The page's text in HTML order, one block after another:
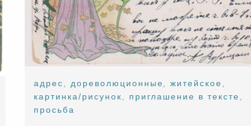
адрес,дореволюционные,житейское ,
картинка/рисунок, приглашение в тексте ,
просьба